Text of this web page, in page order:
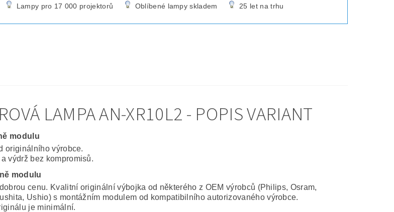
Lampy pro 17 000 projektorů Oblíbené lampy skladem 25 let na trhu
LAMPA AN-XR10L2 - POPIS VARIANT
modulu
originálního výrobce.
výdrž bez kompromisů.
modulu
cenu. Kvalitní originální výbojka od některého z OEM výrobců (Philips, Osram,
Ushio) s montážním modulem od kompatibilního autorizovaného výrobce.
je minimální.